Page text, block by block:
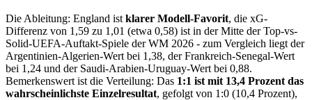
Die Ableitung: England ist klarer Modell-Favorit, die xG-
Differenz von 1,59 zu 1,01 (etwa 0,58) ist in der Mitte der Top-vs-
Solid-UEFA-Auftakt-Spiele der WM 2026 - zum Vergleich liegt der
Argentinien-Algerien-Wert bei 1,38, der Frankreich-Senegal-Wert
bei 1,24 und der Saudi-Arabien-Uruguay-Wert bei 0,88.
Bemerkenswert ist die Verteilung: Das 1:1 ist mit 13,4 Prozent das
wahrscheinlichste Einzelresultat, gefolgt von 1:0 (10,4 Prozent),